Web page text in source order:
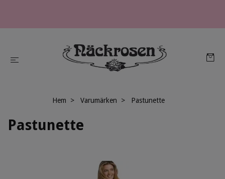
Hem Varumärken Pastunette
Pastunette